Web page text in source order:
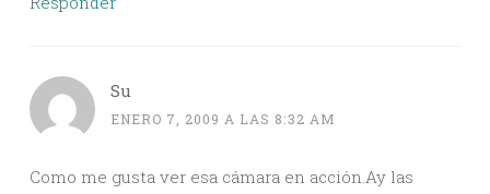
Su
ENERO 7, 2009 A LAS 8:32 AM
Como me gusta ver esa cámara en acción.Ay las